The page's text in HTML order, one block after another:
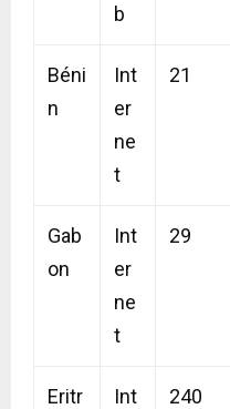
b
Béni
n
Int
er
ne
t
21
Gab
on
Int
er
ne
t
29
Eritr
Int
240